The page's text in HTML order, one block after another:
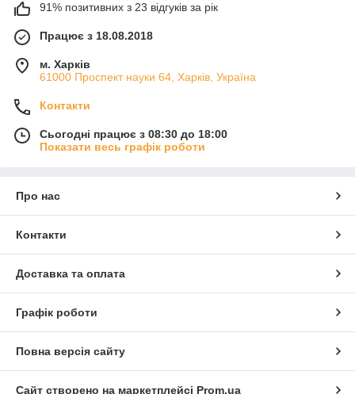
91% позитивних з 23 відгуків за рік
Працює з 18.08.2018
м. Харків
61000 Проспект науки 64, Харків, Україна
Контакти
Сьогодні працює з 08:30 до 18:00
Показати весь графік роботи
Про нас
Контакти
Доставка та оплата
Графік роботи
Повна версія сайту
Сайт створено на маркетплейсі Prom.ua